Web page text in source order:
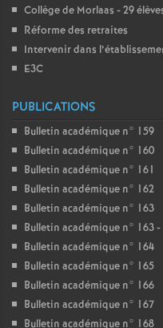
Collège de Morlaas - 29
Réforme des retraites
Intervenir dans
E3C
PUBLICATIONS
Bulletin académique n° 159
Bulletin académique n° 160
Bulletin académique n° 161
Bulletin académique n° 162
Bulletin académique n° 163
Bulletin académique n° 163
Bulletin académique n° 164
Bulletin académique n° 165
Bulletin académique n° 166
Bulletin académique n° 167
Bulletin académique n° 168